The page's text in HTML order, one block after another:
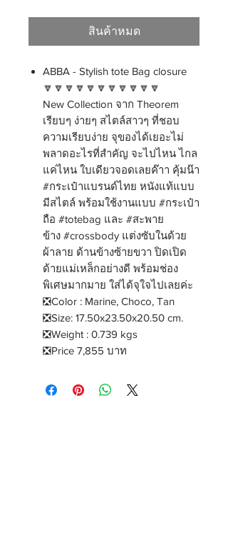
ลด
สินค้าหมด
ABBA - Stylish tote Bag closure
🔽🔽🔽🔽🔽🔽🔽🔽🔽🔽🔽
New Collection จาก Theorem
เรียบๆ ง่ายๆ สไตล์สาวๆ ที่ชอบ
ความเรียบง่าย จุของได้เยอะไม่
พลาดอะไรที่สำคัญ จะไปไหน ไกล
แค่ไหน ใบเดียวจอดเลยค๊าา คุ้มน๊า
#กระเป๋าแบรนด์ไทย หนังแท้แบบ
มีสไตล์ พร้อมใช้งานแบบ #กระเป๋า
ถือ #totebag และ #สะพาย
ข้าง #crossbody แต่งซับในด้วย
ผ้าลาย ด้านข้างซ้ายขวา ปิดเปิด
ด้ายแม่เหล็กอย่างดี พร้อมช่อง
พิเศษมากมาย ใส่ได้จุใจไปเลยค่ะ
❎Color : Marine, Choco, Tan
❎Size: 17.50x23.50x20.50 cm.
❎Weight : 0.739 kgs
❎Price 7,855 บาท